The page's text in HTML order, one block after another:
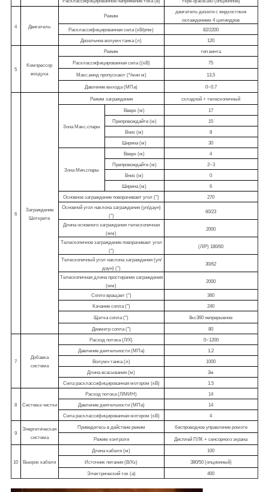
4 Двигатель
Режим
двигатель дизеля с жидкостным
охлаждением 4 цилиндров
Расклассифицированная сила (кВ/рпм)
82/2200
Дизельное волумн танка (л)
120
5
Компрессор
воздуха
Режим тип винта
Расклассифицированная сила ((кВ) 75
Макс.винд пропускают (³/мин м) 13,5
Давление выхода (МПа) 0~0.7
6
Заграждение
Шоткрете
Режим заграждения складной + телескопичный
Зона Макс.спары
Вверх (м)
17
Препровождайте (м)
15
Вниз (м)
8
Ширина (м)
30
Зона Мин.спары
Вверх (м)
4
Препровождайте (м)
2~3
Вниз (м)
0
Ширина (м)
6
Основное заграждение поворачивает угол (°)
270
Основной угол наклона заграждения (уп/даун)
(°)
60/23
Длина основного заграждения телескопичная
(мм)
2000
Телескопичное заграждение поворачивает угол
(°)
(Л/Р) 180/60
Телескопичный угол наклона заграждения (уп/
даун) (°)
30/62
Телескопичная длина простирания заграждения
(мм)
2000
Сопло вращает (°)
360
Качание сопла (°)
240
Щетка сопла (°) 8кс360 непрерывное
Диаметр сопла (°) 80
7
Добавка
система
Расход потока (Л/Х)
0~1200
Давление деятельности (МПа)
1,2
Волумн танка (л)
1000
Длина всасывания (м)
3м
Сила расклассифицированная мотором (кВ)
1,5
8 Система чистки
Расход потока (Л/МИН)
14
Давление деятельности (МПа)
14
Сила расклассифицированная мотором (кВ)
4
9
Энергетическая
система
Приведитесь в действие режим беспроводное управление ромоте
Режим контроля Дисплей ПЛК + сенсорного экрана
10 Вьюрок кабеля
Длина кабеля (м) 100
Источник питания (В/Хз) 380/50 (опционный)
Электрический ток (а) 400